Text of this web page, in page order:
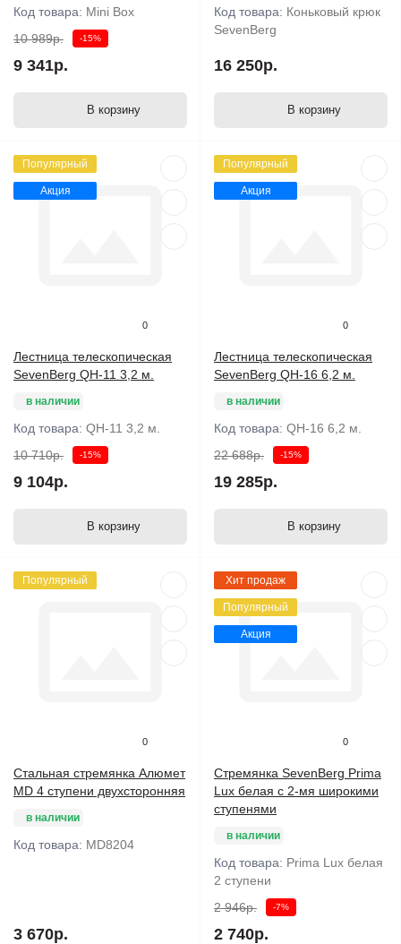
Код товара: Mini Box
10 989р.
-15%
9 341р.
В корзину
Код товара: Коньковый крюк
SevenBerg
16 250р.
В корзину
Популярный
Акция
0
Лестница телескопическая
SevenBerg QH-11 3,2 м.
в наличии
Код товара: QH-11 3,2 м.
10 710р.
-15%
9 104р.
В корзину
Популярный
Акция
0
Лестница телескопическая
SevenBerg QH-16 6,2 м.
в наличии
Код товара: QH-16 6,2 м.
22 688р.
-15%
19 285р.
В корзину
Популярный
0
Стальная стремянка Алюмет
MD 4 ступени двухсторонняя
в наличии
Код товара: MD8204
3 670р.
Хит продаж
Популярный
Акция
0
Стремянка SevenBerg Prima
Lux белая с 2-мя широкими
ступенями
в наличии
Код товара: Prima Lux белая
2 ступени
2 946р.
-7%
2 740р.